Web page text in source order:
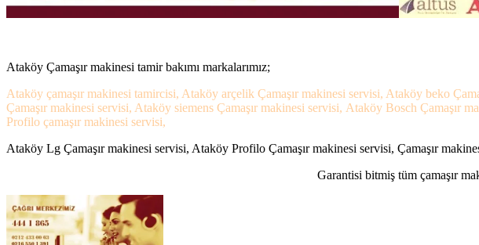
Ataköy Çamaşır makinesi tamir bakımı markalarımız;
Ataköy çamaşır makinesi tamircisi, Ataköy arçelik Çamaşır makinesi servisi, Ataköy beko
Çamaşır makinesi servisi, Ataköy siemens Çamaşır makinesi servisi, Ataköy Bosch Çamaşır
Profilo çamaşır makinesi servisi,
Ataköy Lg Çamaşır makinesi servisi, Ataköy Profilo Çamaşır makinesi servisi, Çamaşır
Garantisi bitmiş tüm çamaşır